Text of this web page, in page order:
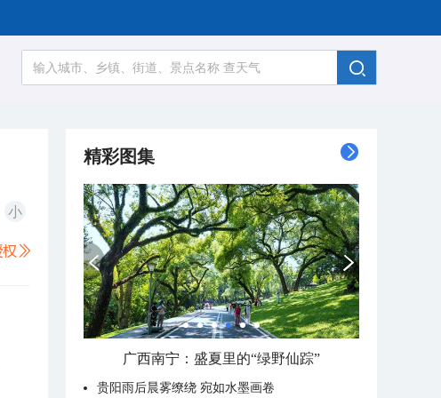
小
精彩图集
广西南宁：盛夏里的“绿野仙踪”
贵阳雨后晨雾缭绕 宛如水墨画卷